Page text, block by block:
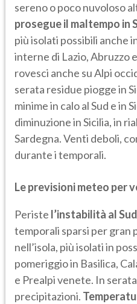
sereno o poco nuvoloso
prosegue il maltempo in
più isolati possibili anche
interne di Lazio, Abruzzo
rovesci anche su Alpi
serata residue piogge in
minime in calo al Sud e in
diminuzione in Sicilia, in
Sardegna. Venti deboli,
durante i temporali.
Le previsioni meteo per
Periste l’instabilità al
temporali sparsi per gran
nell’isola, più isolati in
pomeriggio in Basilica,
e Prealpi venete. In
precipitazioni.